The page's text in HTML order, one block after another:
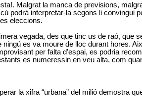
Malgrat la manca de previsions,
podrà interpretar-la segons li convingui
eleccions.
vegada, des que tinc us de raó, que
ningú es va moure de lloc durant hores.
per falta d’espai, es podria
es numeressin en veu alta, com
la xifra “urbana” del milió demostra